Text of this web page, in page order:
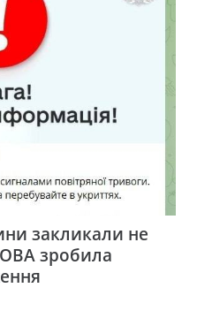
закликали не
ОВА зробила